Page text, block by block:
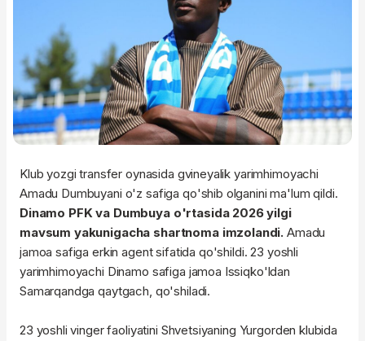
Klub yozgi transfer oynasida gvineyalik yarimhimoyachi
Amadu Dumbuyani o'z safiga qo'shib olganini ma'lum qildi.
Dinamo PFK va Dumbuya o'rtasida 2026 yilgi
mavsum yakunigacha shartnoma imzolandi. Amadu
jamoa safiga erkin agent sifatida qo'shildi. 23 yoshli
yarimhimoyachi Dinamo safiga jamoa Issiqko'ldan
Samarqandga qaytgach, qo'shiladi.
23 yoshli vinger faoliyatini Shvetsiyaning Yurgorden klubida